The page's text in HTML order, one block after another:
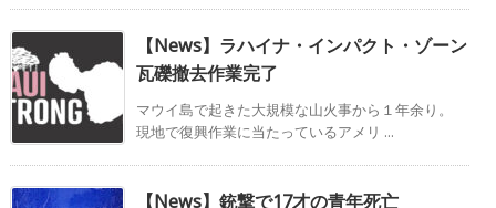
【News】ラハイナ・インパクト・ゾーン
瓦礫撤去作業完了
マウイ島で起きた大規模な山火事から１年余り。
現地で復興作業に当たっているアメリ ...
【News】銃撃で17才の青年死亡